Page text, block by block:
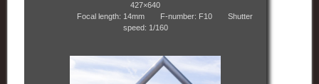
427×640
Focal length: 14mm F-number: F10 Shutter
speed: 1/160